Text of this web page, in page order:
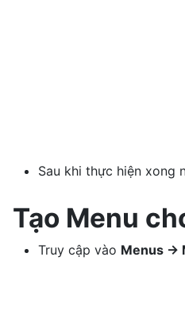
Sau khi thực hiện xong
Tạo Menu
Truy cập vào Menus ->